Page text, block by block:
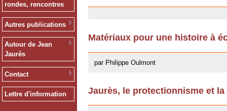
rondes, rencontres
Autres publications
Autour de Jean
Jaurès
Contact
Lettre d'information
Matériaux pour une histoire à
par Philippe Oulmont
Jaurès, le protectionnisme et